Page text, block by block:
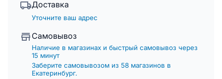
Доставка
Уточните ваш адрес
Самовывоз
Наличие в магазинах и быстрый самовывоз через
15 минут
Заберите самовывозом из 58 магазинов в
Екатеринбург.